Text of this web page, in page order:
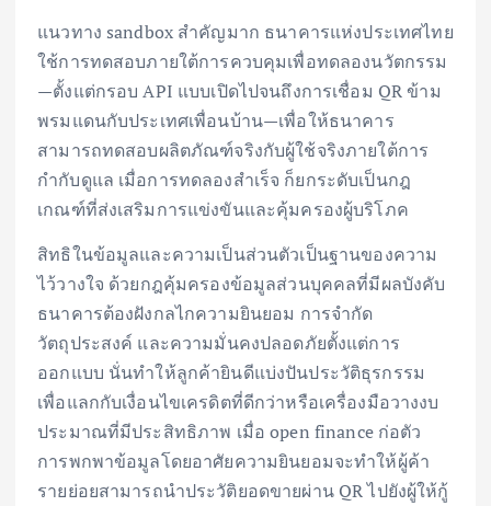
แนวทาง sandbox สำคัญมาก ธนาคารแห่งประเทศไทย
ใช้การทดสอบภายใต้การควบคุมเพื่อทดลองนวัตกรรม
—ตั้งแต่กรอบ API แบบเปิดไปจนถึงการเชื่อม QR ข้าม
พรมแดนกับประเทศเพื่อนบ้าน—เพื่อให้ธนาคาร
สามารถทดสอบผลิตภัณฑ์จริงกับผู้ใช้จริงภายใต้การ
กำกับดูแล เมื่อการทดลองสำเร็จ ก็ยกระดับเป็นกฎ
เกณฑ์ที่ส่งเสริมการแข่งขันและคุ้มครองผู้บริโภค
สิทธิในข้อมูลและความเป็นส่วนตัวเป็นฐานของความ
ไว้วางใจ ด้วยกฎคุ้มครองข้อมูลส่วนบุคคลที่มีผลบังคับ
ธนาคารต้องฝังกลไกความยินยอม การจำกัด
วัตถุประสงค์ และความมั่นคงปลอดภัยตั้งแต่การ
ออกแบบ นั่นทำให้ลูกค้ายินดีแบ่งปันประวัติธุรกรรม
เพื่อแลกกับเงื่อนไขเครดิตที่ดีกว่าหรือเครื่องมือวางงบ
ประมาณที่มีประสิทธิภาพ เมื่อ open finance ก่อตัว
การพกพาข้อมูลโดยอาศัยความยินยอมจะทำให้ผู้ค้า
รายย่อยสามารถนำประวัติยอดขายผ่าน QR ไปยังผู้ให้กู้